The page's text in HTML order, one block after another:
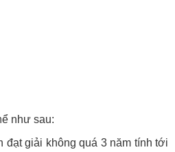
như sau:
đạt giải không quá 3 năm tính tới